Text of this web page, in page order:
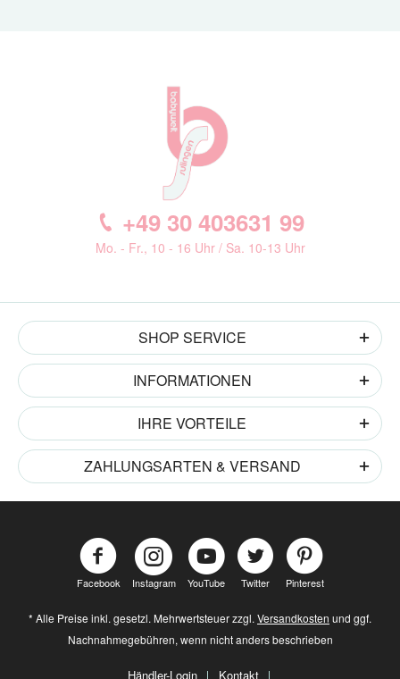
+49 30 403631 99
Mo. - Fr., 10 - 16 Uhr / Sa. 10-13 Uhr
SHOP SERVICE
INFORMATIONEN
IHRE VORTEILE
ZAHLUNGSARTEN & VERSAND
Facebook Instagram YouTube Twitter Pinterest
* Alle Preise inkl. gesetzl. Mehrwertsteuer zzgl. Versandkosten und ggf.
Nachnahmegebühren, wenn nicht anders beschrieben
Händler-Login Kontakt